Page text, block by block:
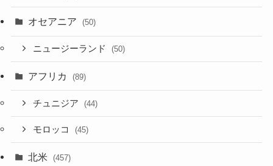
オセアニア (50)
ニュージーランド (50)
アフリカ (89)
チュニジア (44)
モロッコ (45)
北米 (457)